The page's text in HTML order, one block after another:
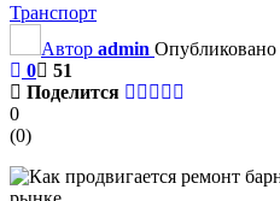
Транспорт
Автор admin Опубликовано
0
51
Поделится
0
(0)